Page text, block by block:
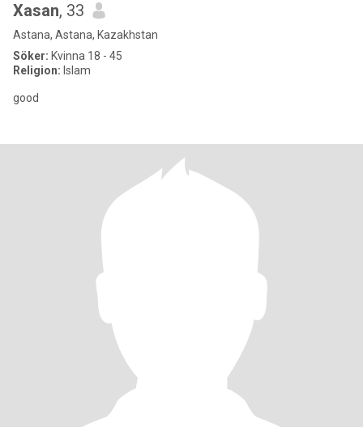
Xasan, 33
Astana, Astana, Kazakhstan
Söker: Kvinna 18 - 45
Religion: Islam
good